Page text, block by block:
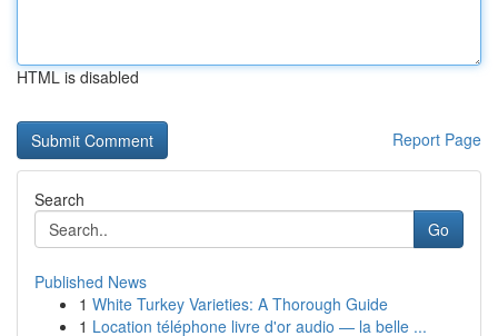
HTML is disabled
Report Page
Search
Go
Published News
1 White Turkey Varieties: A Thorough Guide
1 Location téléphone livre d'or audio — la belle ...